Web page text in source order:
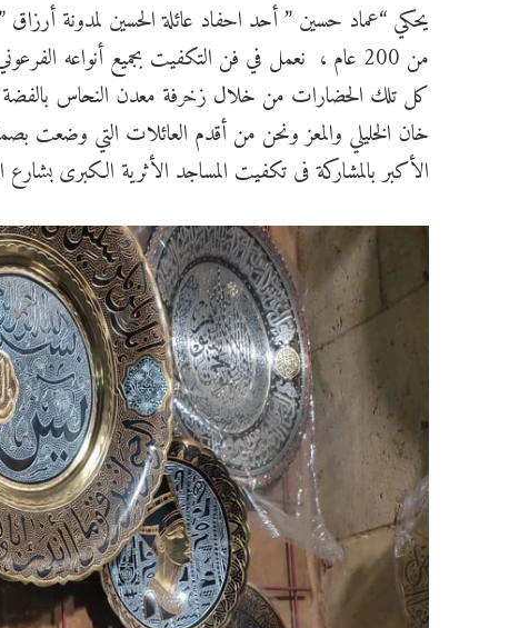
يحكي “عماد حسين ” أحد احفاد عائلة الحسين لمدونة
من 200 عام ، نعمل في فن التكفيت بجميع أنواعه
كل تلك الحضارات من خلال زخرفة معدن النحاس بالفضة
خان الخليلي والمعز ونحن من أقدم العائلات التي وضعت
الأكبر بالمشاركة فى تكفيت المساجد الأثرية الكبرى بشارع